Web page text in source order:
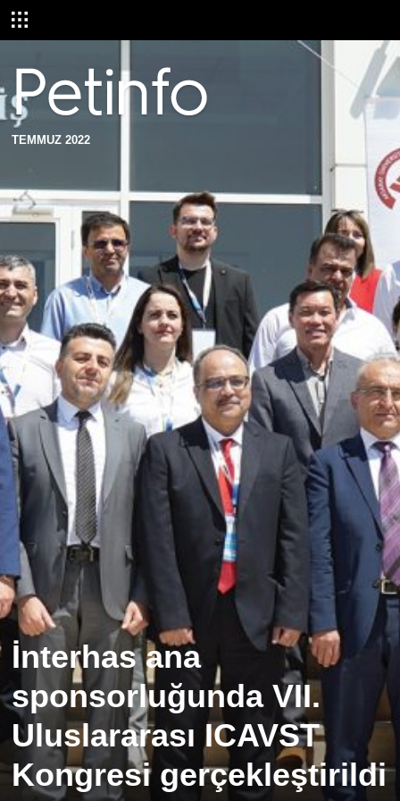
TEMMUZ 2022
İnterhas ana
sponsorluğunda VII.
Uluslararası ICAVST
Kongresi gerçekleştirildi